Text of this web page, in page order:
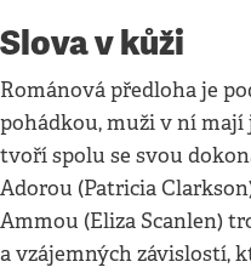
Slova v kůži
Románová předloha je
pohádkou, muži v ní
tvoří spolu se svou
Adorou (Patricia
Ammou (Eliza Scanlen)
a vzájemných závislostí,